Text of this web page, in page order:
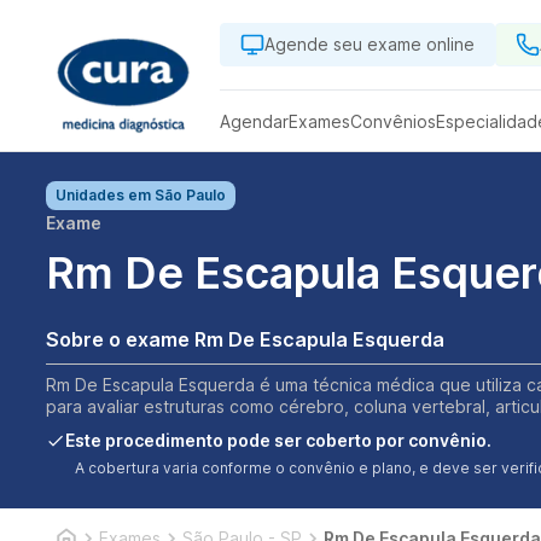
Agende seu exame online
AgendarExamesConvênios
Unidades em São Paulo
Exame
Rm De Escapula
Sobre o exame Rm De Escapula Esquerda
Rm De Escapula Esquerda é uma técnica médica que
para avaliar estruturas como cérebro, coluna vertebral,
Este procedimento pode ser coberto por convênio.
A cobertura varia conforme o convênio e plano, e deve ser